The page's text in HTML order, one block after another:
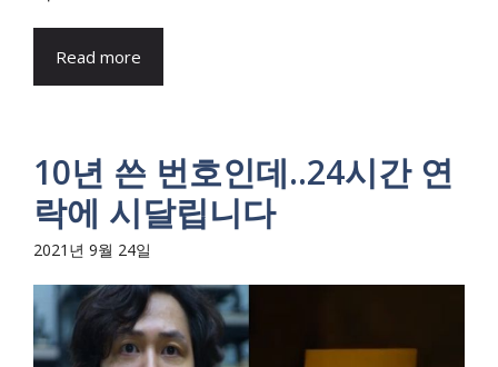
Read more
10년 쓴 번호인데..24시간 연
락에 시달립니다
2021년 9월 24일